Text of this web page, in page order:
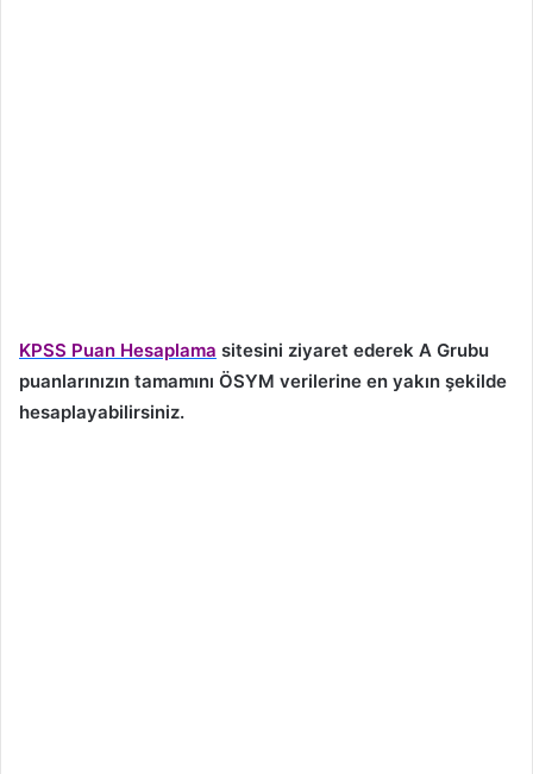
KPSS Puan Hesaplama sitesini ziyaret ederek A Grubu
puanlarınızın tamamını ÖSYM verilerine en yakın şekilde
hesaplayabilirsiniz.